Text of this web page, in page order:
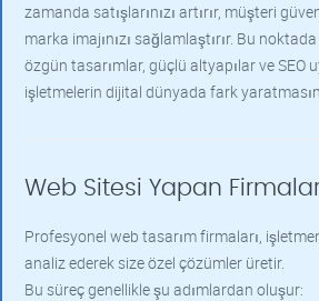
zamanda satışlarınızı artırır, müşteri
marka imajınızı sağlamlaştırır. Bu noktada
özgün tasarımlar, güçlü altyapılar ve SEO
işletmelerin dijital dünyada fark
Web Sitesi Yapan
Profesyonel web tasarım firmaları,
analiz ederek size özel çözümler üretir.
Bu süreç genellikle şu adımlardan oluşur: